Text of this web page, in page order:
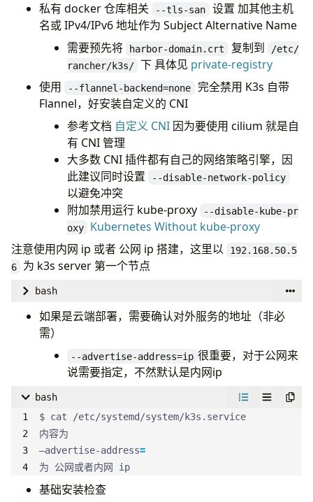
私有 docker 仓库相关 --tls-san
设置 加其他主机
名或 IPv4/IPv6 地址作为 Subject Alternative Name
需要预先将
harbor-domain.crt 复制到
/etc/
rancher/k3s/ 下 具体见 private-registry
使用
--flannel-backend=none
完全禁用 K3s 自带
Flannel，好安装自定义的 CNI
参考文档 自定义 CNI 因为要使用 cilium 就是自
有 CNI 管理
大多数 CNI 插件都有自己的网络策略引擎，因
此建议同时设置
--disable-network-policy
以避免冲突
附加禁用运行 kube-proxy
--disable-kube-pr
oxy
Kubernetes Without kube-proxy
注意使用内网 ip 或者 公网 ip 搭建，这里以
192.168.50.5
6
为 k3s server 第一个节点
bash
# 设置主机上的其他非特权用户将能读取它，这个根据实际情
$ export
# 设置 数据库连接环境变量（非必需）--cluster-init 为
export K3S_DATASTORE_ENDPOINT=""
# 设置对外服务 ip （非必需）
$ export
## 这些环境变量就是必须设置的
# 这里设置共享密钥用于将 server 或 agent 加入集群的令
如果是云端部署，需要确认对外服务的地址（非必
需）
--advertise-address=ip 很重要，对于公网来
说需要指定，不然默认是内网ip
bash
–advertise-address=
为 公网或者内网 ip
基础安装检查